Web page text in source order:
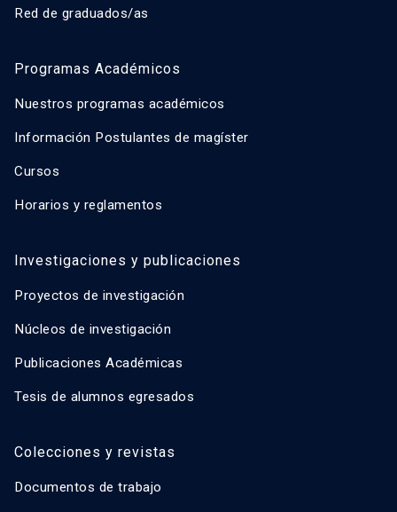
Red de graduados/as
Programas Académicos
Nuestros programas académicos
Información Postulantes de magíster
Cursos
Horarios y reglamentos
Investigaciones y publicaciones
Proyectos de investigación
Núcleos de investigación
Publicaciones Académicas
Tesis de alumnos egresados
Colecciones y revistas
Documentos de trabajo